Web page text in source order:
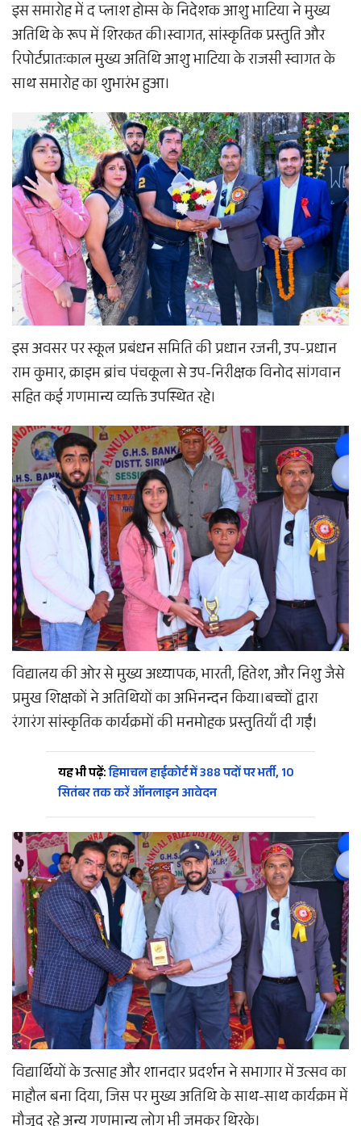
इस समारोह में द प्लाश होम्स के निदेशक आशु भाटिया ने मुख्य
अतिथि के रूप में शिरकत की।​स्वागत, सांस्कृतिक प्रस्तुति और
रिपोर्ट​प्रातःकाल मुख्य अतिथि आशु भाटिया के राजसी स्वागत के
साथ समारोह का शुभारंभ हुआ।
इस अवसर पर स्कूल प्रबंधन समिति की प्रधान रजनी, उप-प्रधान
राम कुमार, क्राइम ब्रांच पंचकूला से उप-निरीक्षक विनोद सांगवान
सहित कई गणमान्य व्यक्ति उपस्थित रहे।
विद्यालय की ओर से मुख्य अध्यापक, भारती, हितेश, और निशु जैसे
प्रमुख शिक्षकों ने अतिथियों का अभिनन्दन किया।​बच्चों द्वारा
रंगारंग सांस्कृतिक कार्यक्रमों की मनमोहक प्रस्तुतियाँ दी गईं।
यह भी पढ़ें:हिमाचल हाईकोर्ट में 388 पदों पर भर्ती, 10
सितंबर तक करें ऑनलाइन आवेदन
विद्यार्थियों के उत्साह और शानदार प्रदर्शन ने सभागार में उत्सव का
माहौल बना दिया, जिस पर मुख्य अतिथि के साथ-साथ कार्यक्रम में